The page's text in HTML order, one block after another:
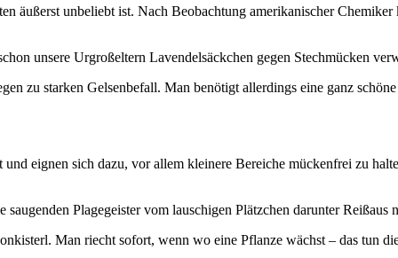
äußerst unbeliebt ist. Nach Beobachtung amerikanischer
unsere Urgroßeltern Lavendelsäckchen gegen Stechmücken
zu starken Gelsenbefall. Man benötigt allerdings eine ganz
eignen sich dazu, vor allem kleinere Bereiche mückenfrei zu
Plagegeister vom lauschigen Plätzchen darunter
Man riecht sofort, wenn wo eine Pflanze wächst – das tun